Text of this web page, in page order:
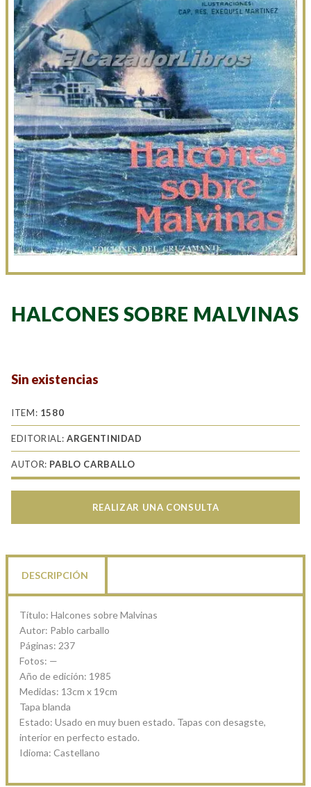
HALCONES SOBRE MALVINAS
Sin existencias
ITEM: 1580
EDITORIAL:ARGENTINIDAD
AUTOR: PABLO CARBALLO
REALIZAR UNA CONSULTA
DESCRIPCIÓN
Título: Halcones sobre Malvinas
Autor: Pablo carballo
Páginas: 237
Fotos: —
Año de edición: 1985
Medidas: 13cm x 19cm
Tapa blanda
Estado: Usado en muy buen estado. Tapas con desagste,
interior en perfecto estado.
Idioma: Castellano